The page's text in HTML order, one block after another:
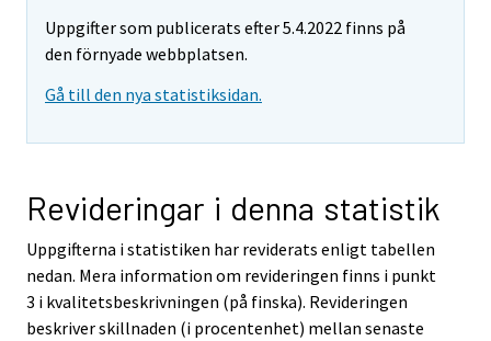
Uppgifter som publicerats efter 5.4.2022 finns på
den förnyade webbplatsen.
Gå till den nya statistiksidan.
Revideringar i denna statistik
Uppgifterna i statistiken har reviderats enligt tabellen
nedan. Mera information om revideringen finns i punkt
3 i kvalitetsbeskrivningen (på finska). Revideringen
beskriver skillnaden (i procentenhet) mellan senaste